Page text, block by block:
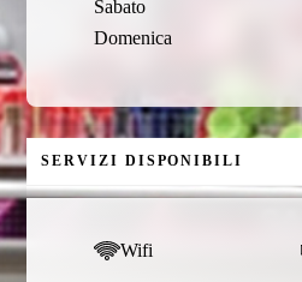
Sabato
Domenica
SERVIZI DISPONIBILI
Wifi